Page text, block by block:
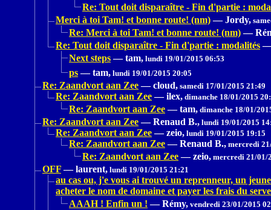
Re: Tout doit disparaître - Fin d'partie :
Merci à toi Tam! et bonne route! (nm) — Jordy,
Re: Merci à toi Tam! et bonne route! (nm) —
Re: Tout doit disparaître - Fin d'partie : modalités
Next steps — tam, lundi 19/01/2015 06:53
ps — tam, lundi 19/01/2015 20:05
Re: Zaandvort aan Zee — cloud, samedi 17/01/2015 21:49
Re: Zaandvort aan Zee — ilex, dimanche 18/01/2015
Re: Zaandvort aan Zee — tam, dimanche 18/01/
Re: Zaandvort aan Zee — Renaud B., lundi 19/01/2015
Re: Zaandvort aan Zee — zeio, lundi 19/01/2015 19:15
Re: Zaandvort aan Zee — Renaud B., mercredi
Re: Zaandvort aan Zee — zeio, mercredi 21/01/
OFF — laurent, lundi 19/01/2015 21:21
au cas ou, j'e vous ai trouvé un reprenneur, un
acheter le nom de domaine et payer les frais du
AAAH ! Enfin un ! — Rémy, vendredi 23/01/2015